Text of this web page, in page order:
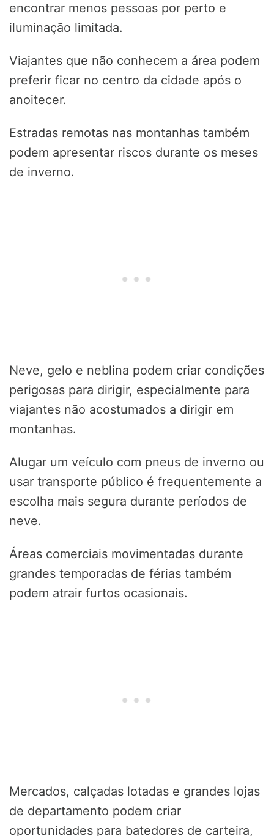
encontrar menos pessoas por perto e
iluminação limitada.
Viajantes que não conhecem a área podem
preferir ficar no centro da cidade após o
anoitecer.
Estradas remotas nas montanhas também
podem apresentar riscos durante os meses
de inverno.
Neve, gelo e neblina podem criar condições
perigosas para dirigir, especialmente para
viajantes não acostumados a dirigir em
montanhas.
Alugar um veículo com pneus de inverno ou
usar transporte público é frequentemente a
escolha mais segura durante períodos de
neve.
Áreas comerciais movimentadas durante
grandes temporadas de férias também
podem atrair furtos ocasionais.
Mercados, calçadas lotadas e grandes lojas
de departamento podem criar
oportunidades para batedores de carteira,